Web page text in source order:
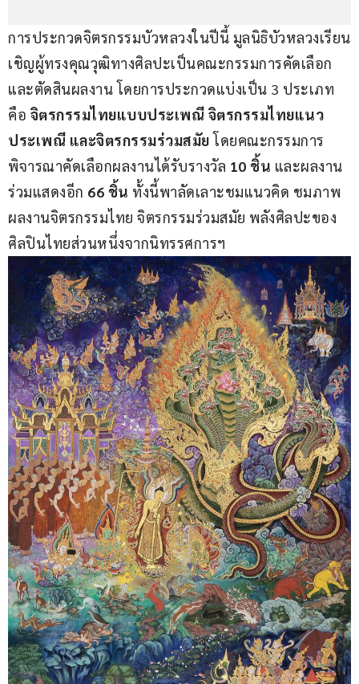
การประกวดจิตรกรรมบัวหลวงในปีนี้ มูลนิธิบัวหลวงเรียน
เชิญผู้ทรงคุณวุฒิทางศิลปะเป็นคณะกรรมการคัดเลือก
และตัดสินผลงาน โดยการประกวดแบ่งเป็น 3 ประเภท
คือ จิตรกรรมไทยแบบประเพณี จิตรกรรมไทยแนว
ประเพณี และจิตรกรรมร่วมสมัย โดยคณะกรรมการ
พิจารณาคัดเลือกผลงานได้รับรางวัล 10 ชิ้น และผลงาน
ร่วมแสดงอีก 66 ชิ้น ทั้งนี้พาลัดเลาะชมแนวคิด ชมภาพ
ผลงานจิตรกรรมไทย จิตรกรรมร่วมสมัย พลังศิลปะของ
ศิลปินไทยส่วนหนึ่งจากนิทรรศการฯ